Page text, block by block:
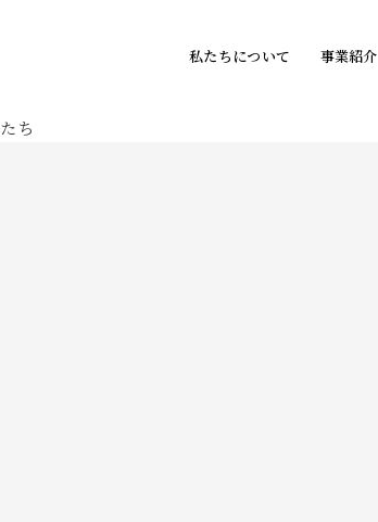
私たちについて 事業紹介